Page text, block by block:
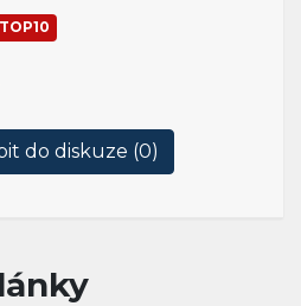
TOP10
do diskuze (0)